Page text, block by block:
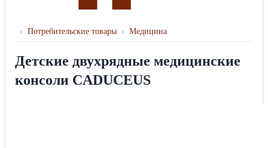
› Потребительские товары › Медицина
Детские двухрядные медицинские
консоли CADUCEUS